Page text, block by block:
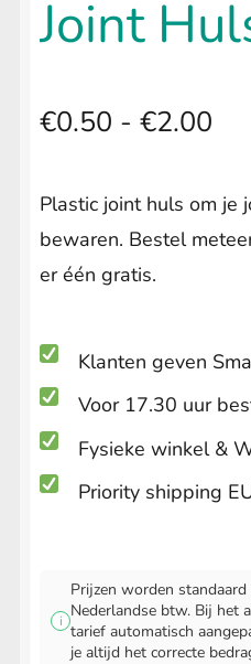
LIFESTYLE
Joint
€0.50 - €2.00
tot
Plastic joint huls om je
bewaren. Bestel
er één gratis.
Klanten geven
Voor 17.30 uur
Fysieke winkel &
Priority shipping
i
Prijzen worden
Nederlandse btw. Bij het
tarief automatisch
je altijd het correcte